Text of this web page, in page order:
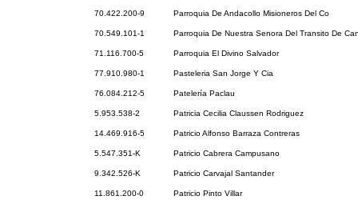
70.422.200-9 Parroquia De Andacollo Misioneros Del Co
70.549.101-1 Parroquia De Nuestra Senora Del Transito De
71.116.700-5 Parroquia El Divino Salvador
77.910.980-1 Pasteleria San Jorge Y Cia
76.084.212-5 Patelería Paclau
5.953.538-2 Patricia Cecilia Claussen Rodriguez
14.469.916-5 Patricio Alfonso Barraza Contreras
5.547.351-K Patricio Cabrera Campusano
9.342.526-K Patricio Carvajal Santander
11.861.200-0 Patricio Pinto Villar